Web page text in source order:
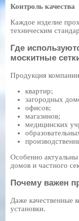
Контроль качества
Каждое изделие
техническим
Где
москитные
Продукция
квартир;
загородных
офисов;
магазинов;
медицинских
Особенно актуальны
домов и частного
Почему важен
Даже качественные
установки.